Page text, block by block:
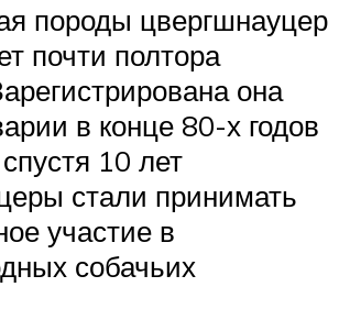
породы цвергшнауцер
почти полтора
она
в конце 80-х годов
10 лет
стали принимать
участие в
собачьих